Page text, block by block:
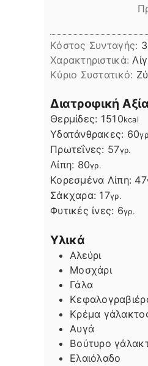
Κόστος Συνταγής:
Χαρακτηριστικά:
Kύριο Συστατικό:
Διατροφική
Θερμίδες: 1510kcal
Υδατάνθρακες: 60
Πρωτεΐνες: 57γρ.
Λίπη
Λίπη: 80γρ.
Κορεσμένα Λίπη: 47
Σάκχαρα: 17γρ.
Φυτικές ίνες: 6γρ.
Υλικά
Αλεύρι
Μοσχάρι
Γάλα
Κρέμα
Αυγά
Βούτυρο
Ελαιόλαδο